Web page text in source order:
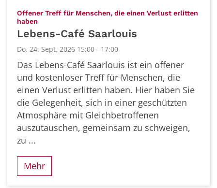
Offener Treff für Menschen, die einen Verlust erlitten
haben
Lebens-Café Saarlouis
Do. 24. Sept. 2026 15:00 - 17:00
Das Lebens-Café Saarlouis ist ein offener
und kostenloser Treff für Menschen, die
einen Verlust erlitten haben. Hier haben Sie
die Gelegenheit, sich in einer geschützten
Atmosphäre mit Gleichbetroffenen
auszutauschen, gemeinsam zu schweigen,
zu ...
Mehr